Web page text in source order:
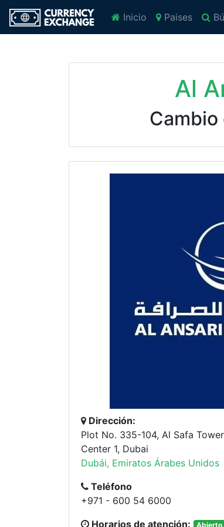
Inicio Paises
Al
Cambio
Dirección:
Plot No. 335-104, Al Safa
Center 1, Dubai
Dubái, Emiratos Árabes Unidos
Teléfono
+971 - 600 54 6000
Horarios de atención:
Abierto